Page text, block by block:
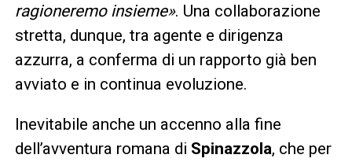
ragioneremo insieme». Una collaborazione
stretta, dunque, tra agente e dirigenza
azzurra, a conferma di un rapporto già ben
avviato e in continua evoluzione.
Inevitabile anche un accenno alla fine
dell’avventura romana di Spinazzola, che per